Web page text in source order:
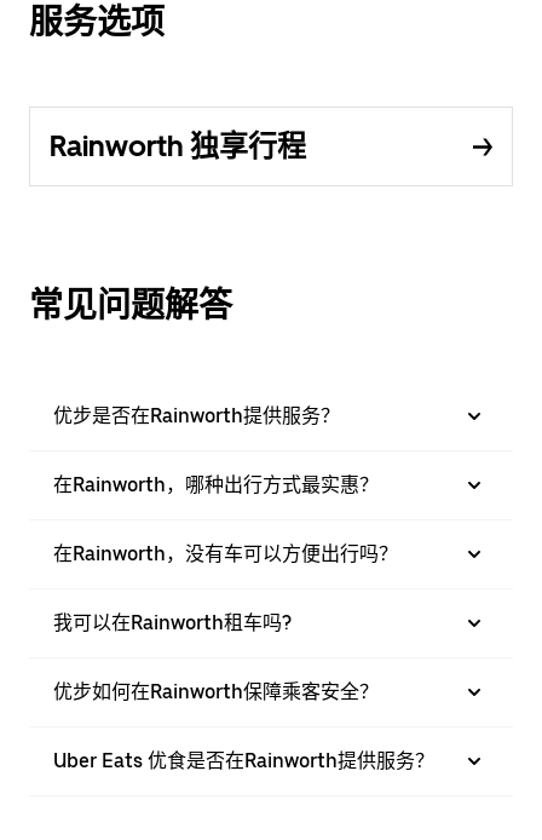
服务选项
Rainworth 独享行程
常见问题解答
优步是否在Rainworth提供服务？
在Rainworth，哪种出行方式最实惠？
在Rainworth，没有车可以方便出行吗？
我可以在Rainworth租车吗?
优步如何在Rainworth保障乘客安全？
Uber Eats 优食是否在Rainworth提供服务？